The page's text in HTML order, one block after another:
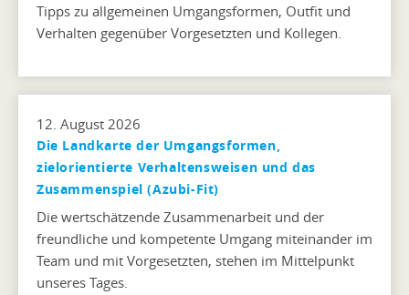
Tipps zu allgemeinen Umgangsformen, Outfit und
Verhalten gegenüber Vorgesetzten und Kollegen.
12. August 2026
Die Landkarte der Umgangsformen,
zielorientierte Verhaltensweisen und das
Zusammenspiel (Azubi-Fit)
Die wertschätzende Zusammenarbeit und der
freundliche und kompetente Umgang miteinander im
Team und mit Vorgesetzten, stehen im Mittelpunkt
unseres Tages.